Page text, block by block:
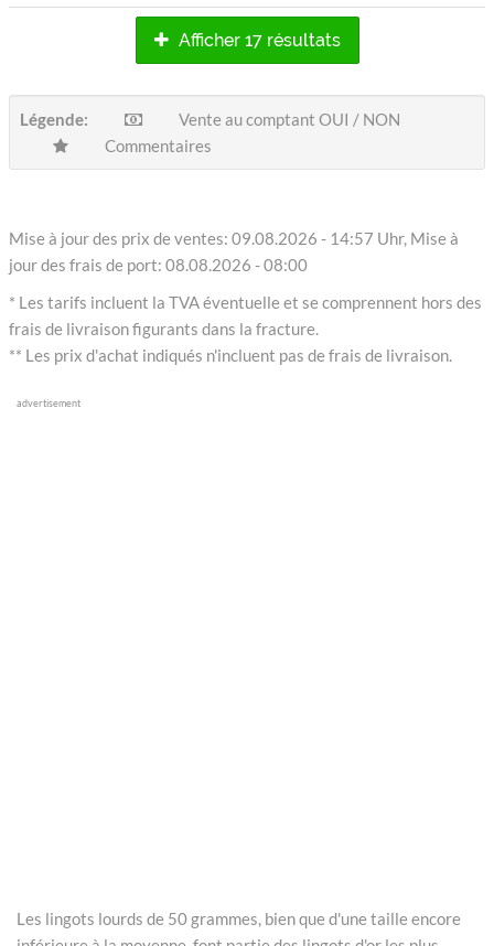
Afficher 17 résultats
Légende:
Vente au comptant OUI / NON
Commentaires
Mise à jour des prix de ventes: 09.08.2026 - 14:57 Uhr, Mise à
jour des frais de port: 08.08.2026 - 08:00
* Les tarifs incluent la TVA éventuelle et se comprennent hors des
frais de livraison figurants dans la fracture.
** Les prix d'achat indiqués n'incluent pas de frais de livraison.
advertisement
Les lingots lourds de 50 grammes, bien que d'une taille encore